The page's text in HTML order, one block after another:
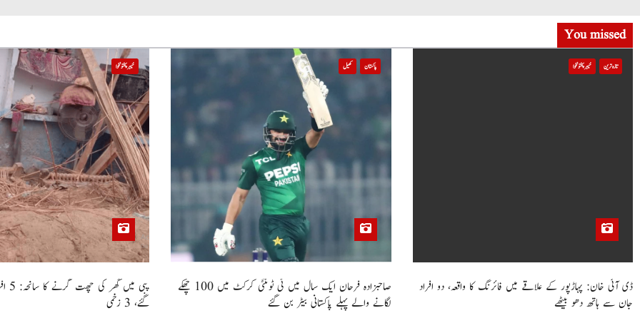
You missed
تازہ ترین خیبر پختونخوا
ڈی آئی خان: پہاڑپور کے علاقے میں فائرنگ کا واقعہ، دو افراد
جان سے ہاتھ دھو بیٹھے
پاکستان کھیل
صاحبزادہ فرحان ایک سال میں ٹی ٹوئنٹی کرکٹ میں 100 چھکے
لگانے والے پہلے پاکستانی بیٹر بن گئے
خیبر پختونخوا
گئے، 3 زخمی